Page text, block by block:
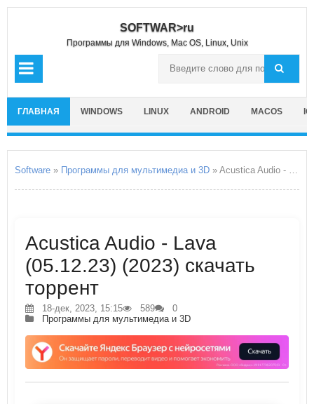
SOFTWAR>ru
Программы для Windows, Mac OS, Linux, Unix
ГЛАВНАЯ WINDOWS LINUX ANDROID MACOS
Software » Программы для мультимедиа и 3D » Acustica Audio - Lava
Acustica Audio - Lava
(05.12.23) (2023) скачать
торрент
18-дек, 2023, 15:15 589
0
Программы для мультимедиа и 3D